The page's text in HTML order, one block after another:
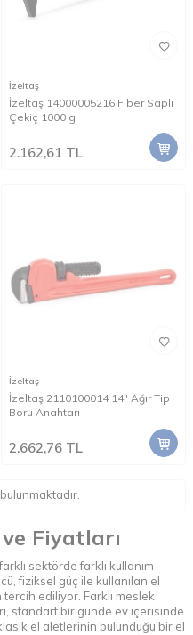
İzeltaş
İzeltaş 14000005216 Fiber Saplı
Çekiç 1000 g
2.162,61 TL
İzeltaş
İzeltaş 2110100014 14" Ağır Tip
Boru Anahtarı
2.662,76 TL
Fiyatları
sektörde farklı kullanım
fiziksel güç ile kullanılan el
ediliyor. Farklı meslek
standart bir günde ev içerisinde
el aletlerinin bulunduğu bir el